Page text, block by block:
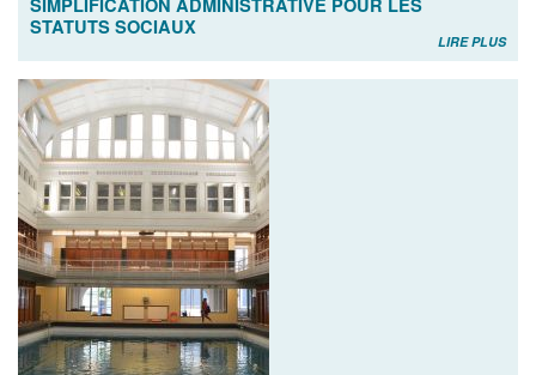
STATUTS SOCIAUX
LIRE PLUS